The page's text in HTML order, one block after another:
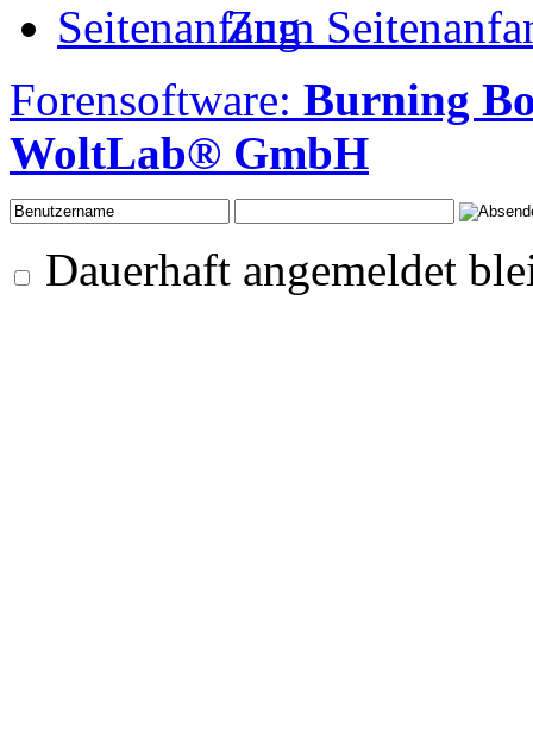
Zum
Forensoftware: Burning
WoltLab® GmbH
Dauerhaft angemeldet